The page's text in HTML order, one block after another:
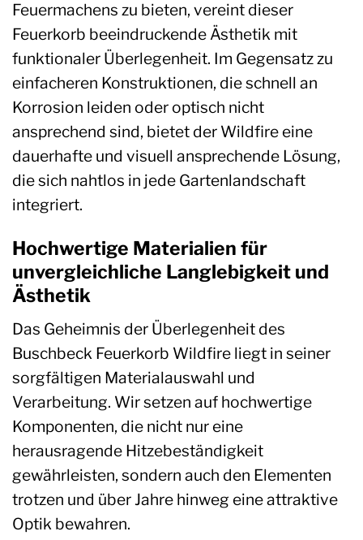
Feuermachens zu bieten, vereint dieser
Feuerkorb beeindruckende Ästhetik mit
funktionaler Überlegenheit. Im Gegensatz zu
einfacheren Konstruktionen, die schnell an
Korrosion leiden oder optisch nicht
ansprechend sind, bietet der Wildfire eine
dauerhafte und visuell ansprechende Lösung,
die sich nahtlos in jede Gartenlandschaft
integriert.
Hochwertige Materialien für
unvergleichliche Langlebigkeit und
Ästhetik
Das Geheimnis der Überlegenheit des
Buschbeck Feuerkorb Wildfire liegt in seiner
sorgfältigen Materialauswahl und
Verarbeitung. Wir setzen auf hochwertige
Komponenten, die nicht nur eine
herausragende Hitzebeständigkeit
gewährleisten, sondern auch den Elementen
trotzen und über Jahre hinweg eine attraktive
Optik bewahren.